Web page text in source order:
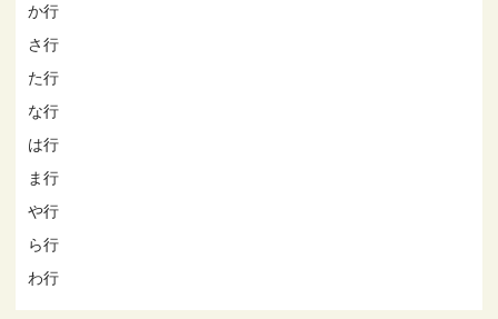
か行
さ行
た行
な行
は行
ま行
や行
ら行
わ行